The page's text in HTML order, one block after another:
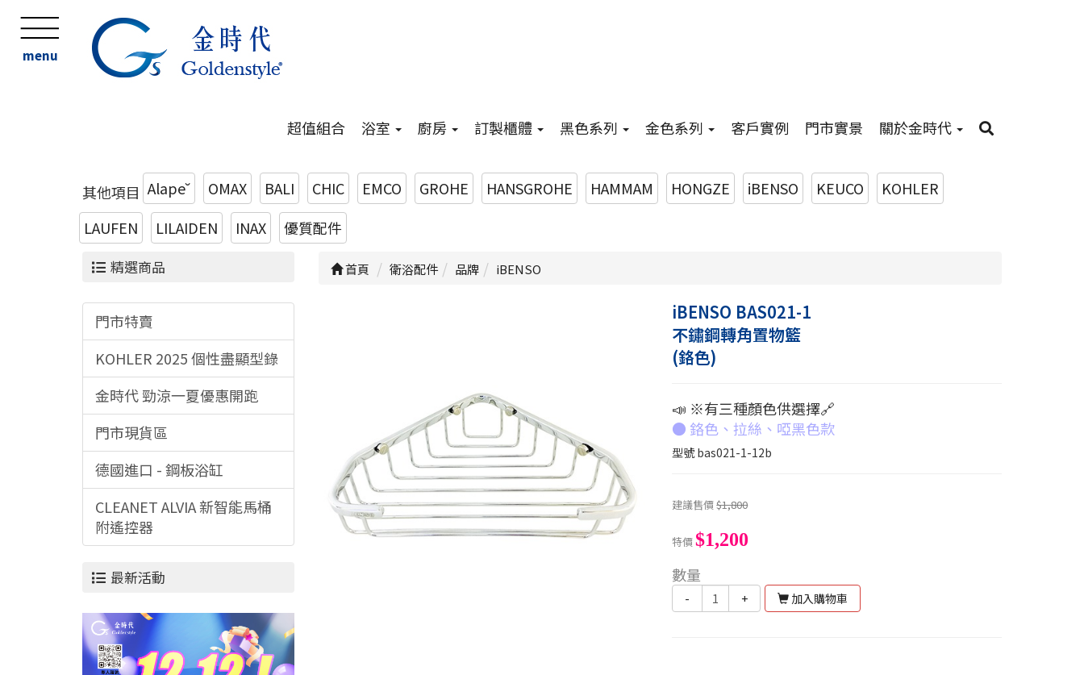
menu
超值組合 浴室 廚房 訂製櫃體 黑色系列 金色系列 客戶實例 門市實景 關於金時代
其他項目 Alape˘ OMAX BALI CHIC EMCO GROHE HANSGROHE HAMMAM HONGZE iBENSO KEUCO
KOHLER
LAUFEN
LILAIDEN INAX 優質配件
精選商品
門市特賣
KOHLER 2025 個性盡顯型錄
金時代 勁涼一夏優惠開跑
門市現貨區
德國進口 - 鋼板浴缸
CLEANET ALVIA 新智能馬桶
附遙控器
最新活動
首頁 衛浴配件 品牌 iBENSO
iBENSO BAS021-1
不鏽鋼轉角置物籃
(鉻色)
📣 ※有三種顏色供選擇🔗
● 鉻色、拉絲、啞黑色款
型號bas021-1-12b
建議售價$1,800
特價$1,200
數量
- + 加入購物車